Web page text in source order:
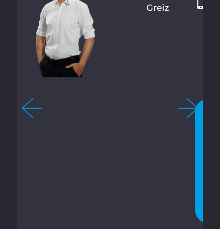
Greiz